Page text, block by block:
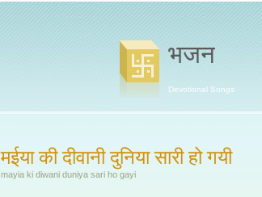
भजन
Devotional Songs
मईया की दीवानी दुनिया सारी हो गयी
mayia ki diwani duniya sari ho gayi